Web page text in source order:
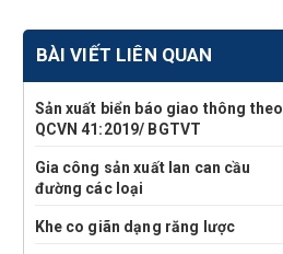
BÀI VIẾT LIÊN QUAN
Sản xuất biển báo giao thông theo
QCVN 41:2019/ BGTVT
Gia công sản xuất lan can cầu
đường các loại
Khe co giãn dạng răng lược